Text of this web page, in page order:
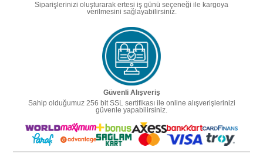
Siparişlerinizi oluşturarak ertesi iş günü seçeneği ile kargoya
verilmesini sağlayabilirsiniz.
Güvenli Alışveriş
Sahip olduğumuz 256 bit SSL sertifikası ile online alışverişlerinizi
güvenle yapabilirsiniz.